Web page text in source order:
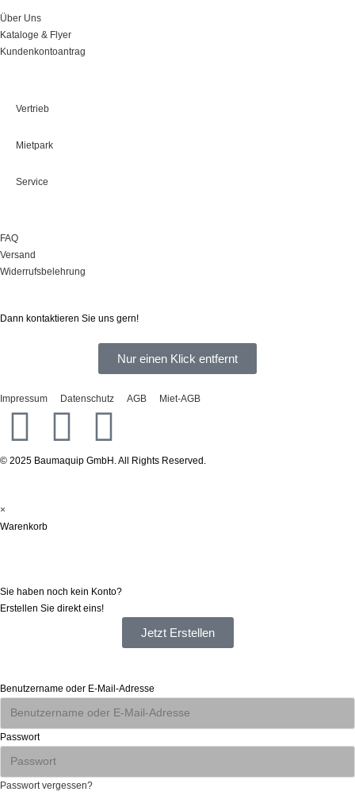
Über Uns
Kataloge & Flyer
Kundenkontoantrag
Vertrieb
Mietpark
Service
FAQ
Versand
Widerrufsbelehrung
Dann kontaktieren Sie uns gern!
Nur einen Klick entfernt
Impressum Datenschutz AGB Miet-AGB
© 2025 Baumaquip GmbH. All Rights Reserved.
×
Warenkorb
Sie haben noch kein Konto?
Erstellen Sie direkt eins!
Jetzt Erstellen
Benutzername oder E-Mail-Adresse
Passwort
Passwort vergessen?